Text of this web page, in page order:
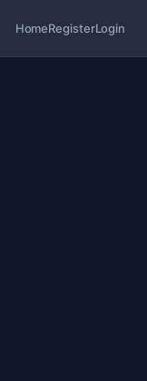
HomeRegisterLogin